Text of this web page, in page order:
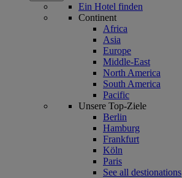
Ein Hotel finden
Continent
Africa
Asia
Europe
Middle-East
North America
South America
Pacific
Unsere Top-Ziele
Berlin
Hamburg
Frankfurt
Köln
Paris
See all destionations